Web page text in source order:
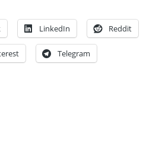
LinkedIn Reddit
Telegram